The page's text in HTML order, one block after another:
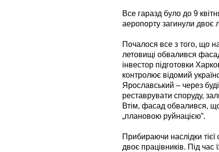
Все гаразд було до 9
аеропорту загинули двоє
Почалося все з того, що
летовищі обвалився
інвестор підготовки
контролює відомий
Ярославський – через
реставрувати споруду,
Втім, фасад обвалився,
„плановою руйнацією”.
Прибираючи наслідки тієї
двоє працівників. Під час